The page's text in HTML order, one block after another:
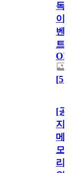
독
이
벤
트
OPEN!
[5]
[공
지]
메
모
리